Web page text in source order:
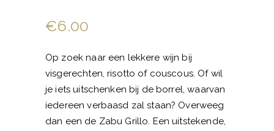
€6.00
Op zoek naar een lekkere wijn bij
visgerechten, risotto of couscous. Of wil
je iets uitschenken bij de borrel, waarvan
iedereen verbaasd zal staan? Overweeg
dan een de Zabu Grillo. Een uitstekende,